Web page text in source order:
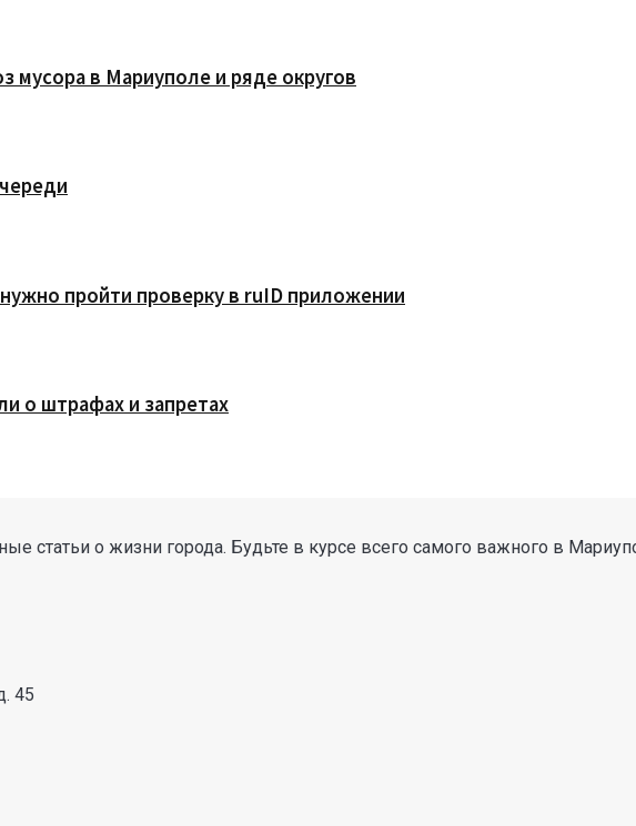
мусора в Мариуполе и ряде округов
пройти проверку в ruID приложении
о штрафах и запретах
статьи о жизни города. Будьте в курсе всего самого важного в
45